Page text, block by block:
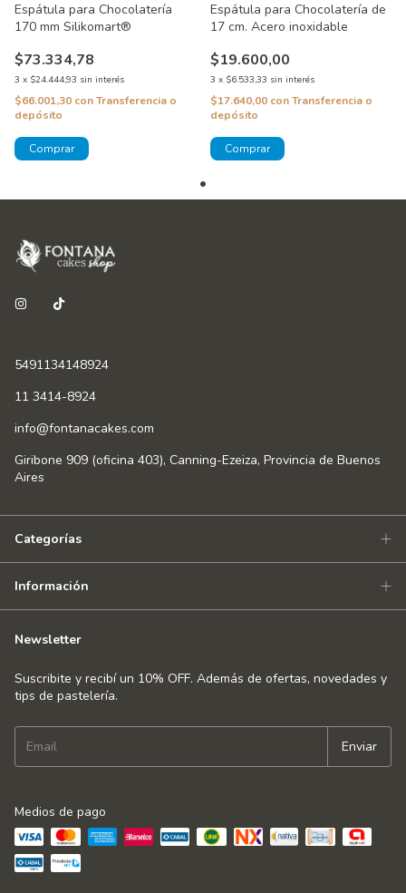
Espátula para Chocolatería
170 mm Silikomart®
$73.334,78
3 x $24.444,93 sin interés
$66.001,30 conTransferencia o
depósito
Espátula para Chocolatería de
17 cm. Acero inoxidable
$19.600,00
3 x $6.533,33 sin interés
$17.640,00 conTransferencia o
depósito
5491134148924
11 3414-8924
info@fontanacakes.com
Giribone 909 (oficina 403), Canning-Ezeiza, Provincia de Buenos
Aires
Categorías
Información
Newsletter
Suscribite y recibí un 10% OFF. Además de ofertas, novedades y
tips de pastelería.
Medios de pago